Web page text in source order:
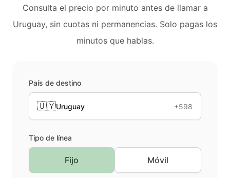
Consulta el precio por minuto antes de llamar a
Uruguay, sin cuotas ni permanencias. Solo pagas los
minutos que hablas.
País de destino
🇺🇾Uruguay +598
Tipo de línea
Fijo Móvil